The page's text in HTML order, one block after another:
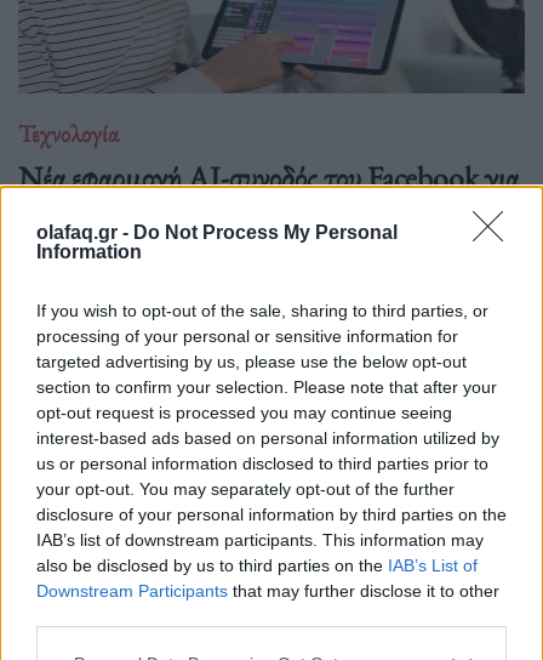
olafaq.gr - Do Not Process My Personal
Information
If you wish to opt-out of the sale, sharing to third parties, or
processing of your personal or sensitive information for
targeted advertising by us, please use the below opt-out
section to confirm your selection. Please note that after your
opt-out request is processed you may continue seeing
interest-based ads based on personal information utilized by
us or personal information disclosed to third parties prior to
your opt-out. You may separately opt-out of the further
disclosure of your personal information by third parties on the
IAB’s list of downstream participants. This information may
also be disclosed by us to third parties on the IAB’s List of
Downstream Participants that may further disclose it to other
Τεχνολογία
Νέα εφαρμογή AI-συνοδός του Facebook για
06.07.26
Το Facebook επανασχεδιάζει το Creator Studio ως αυτόνομη
εφαρμογή με AI βοηθό: εξατομικευμένες.